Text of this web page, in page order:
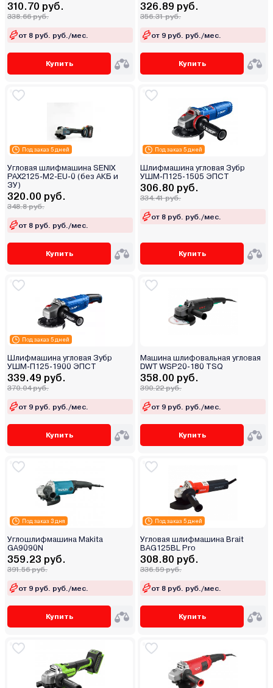
310.70 руб.
338.66 руб.
от 8 руб. руб./мес.
Купить
326.89 руб.
356.31 руб.
от 9 руб. руб./мес.
Купить
Под заказ 5 дней
Угловая шлифмашина SENIX
PAX2125-M2-EU-0 (без АКБ и
ЗУ)
320.00 руб.
348.8 руб.
от 8 руб. руб./мес.
Купить
Под заказ 5 дней
Шлифмашина угловая Зубр
УШМ-П125-1505 ЭПСТ
306.80 руб.
334.41 руб.
от 8 руб. руб./мес.
Купить
Под заказ 5 дней
Шлифмашина угловая Зубр
УШМ-П125-1900 ЭПСТ
339.49 руб.
370.04 руб.
от 9 руб. руб./мес.
Купить
Машина шлифовальная угловая
DWT WSP20-180 TSQ
358.00 руб.
390.22 руб.
от 9 руб. руб./мес.
Купить
Под заказ 3 дня
Углошлифмашина Makita
GA9090N
359.23 руб.
391.56 руб.
от 9 руб. руб./мес.
Купить
Под заказ 5 дней
Угловая шлифмашина Brait
BAG125BL Pro
308.80 руб.
336.59 руб.
от 8 руб. руб./мес.
Купить